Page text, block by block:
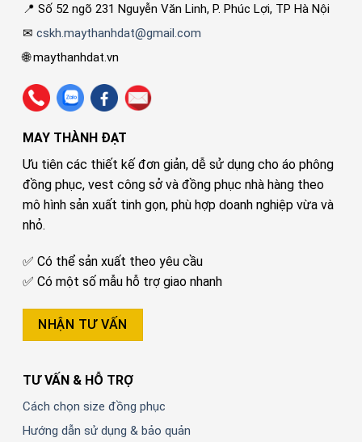
📍 Số 52 ngõ 231 Nguyễn Văn Linh, P. Phúc Lợi, TP Hà Nội
✉cskh.maythanhdat@gmail.com
🌐 maythanhdat.vn
MAY THÀNH ĐẠT
Ưu tiên các thiết kế đơn giản, dễ sử dụng cho áo phông
đồng phục, vest công sở và đồng phục nhà hàng theo
mô hình sản xuất tinh gọn, phù hợp doanh nghiệp vừa và
nhỏ.
✅ Có thể sản xuất theo yêu cầu
✅ Có một số mẫu hỗ trợ giao nhanh
NHẬN TƯ VẤN
TƯ VẤN & HỖ TRỢ
Cách chọn size đồng phục
Hướng dẫn sử dụng & bảo quản